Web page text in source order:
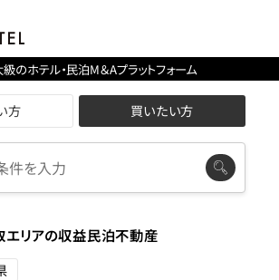
のホテル・民泊M＆Aプラットフォーム
方 買いたい方
エリアの収益民泊不動産